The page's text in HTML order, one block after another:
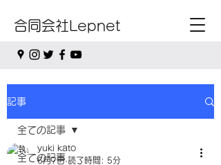
合同会社Lepnet
記事
全ての記事
全ての記事
yuki kato
6月7日 読了時間: 5分